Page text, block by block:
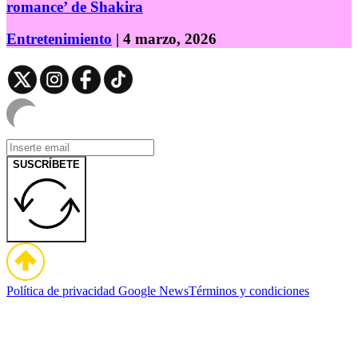
romance’ de Shakira
Entretenimiento | 4 marzo, 2026
SUSCRÍBETE
Política de privacidad Google NewsTérminos y condiciones